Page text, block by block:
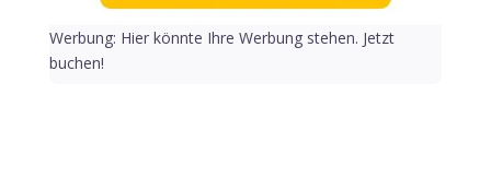
Werbung: Hier könnte Ihre Werbung stehen. Jetzt
buchen!